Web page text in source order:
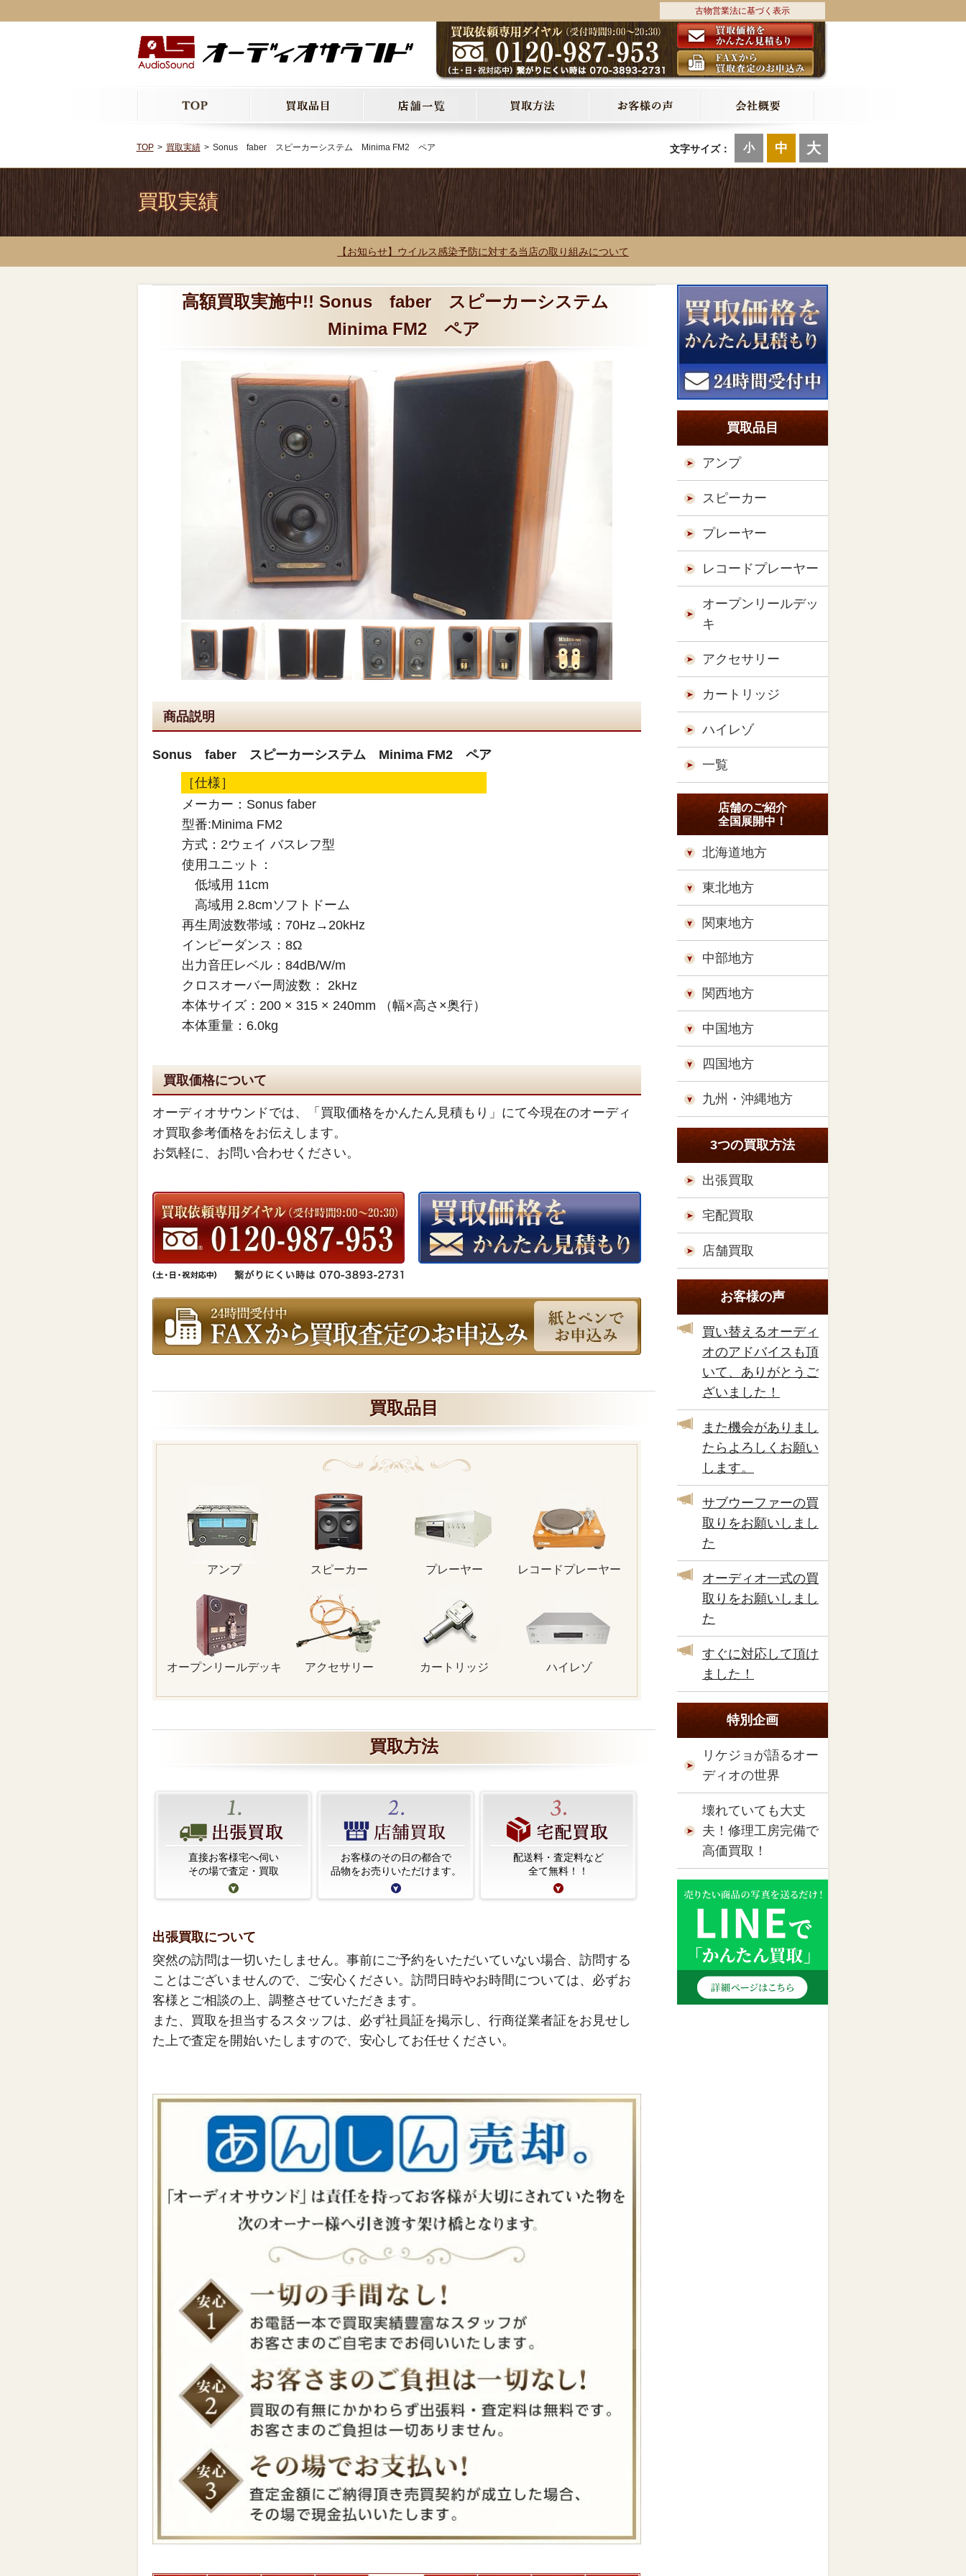
古物営業法に基づく表示
文字サイズ： 小 中 大
TOP 買取実績 Sonus faber スピーカーシステム Minima FM2 ペア
買取実績
【お知らせ】ウイルス感染予防に対する当店の取り組みについて
高額買取実施中!! Sonus faber スピーカーシステム
Minima FM2 ペア
商品説明
Sonus faber スピーカーシステム Minima FM2 ペア
［仕様］
メーカー：Sonus faber
型番:Minima FM2
方式：2ウェイ バスレフ型
使用ユニット：
低域用 11cm
高域用 2.8cmソフトドーム
再生周波数帯域：70Hz→20kHz
インピーダンス：8Ω
出力音圧レベル：84dB/W/m
クロスオーバー周波数： 2kHz
本体サイズ：200 × 315 × 240mm （幅×高さ×奥行）
本体重量：6.0kg
買取価格について
オーディオサウンドでは、「買取価格をかんたん見積もり」にて今現在のオーディ
オ買取参考価格をお伝えします。
お気軽に、お問い合わせください。
買取品目
アンプ スピーカー プレーヤー レコードプレーヤー
オープンリールデッキ アクセサリー カートリッジ ハイレゾ
買取方法
直接お客様宅へ伺い
その場で査定・買取
お客様のその日の都合で
品物をお売りいただけます。
配送料・査定料など
全て無料！！
出張買取について
突然の訪問は一切いたしません。事前にご予約をいただいていない場合、訪問する
ことはございませんので、ご安心ください。訪問日時やお時間については、必ずお
客様とご相談の上、調整させていただきます。
また、買取を担当するスタッフは、必ず社員証を掲示し、行商従業者証をお見せし
た上で査定を開始いたしますので、安心してお任せください。
買取品目
アンプ
スピーカー
プレーヤー
レコードプレーヤー
オープンリールデッ
キ
アクセサリー
カートリッジ
ハイレゾ
一覧
店舗のご紹介
全国展開中！
北海道地方
東北地方
関東地方
中部地方
関西地方
中国地方
四国地方
九州・沖縄地方
3つの買取方法
出張買取
宅配買取
店舗買取
お客様の声
買い替えるオーディ
オのアドバイスも頂
いて、ありがとうご
ざいました！
また機会がありまし
たらよろしくお願い
します。
サブウーファーの買
取りをお願いしまし
た
オーディオ一式の買
取りをお願いしまし
た
すぐに対応して頂け
ました！
特別企画
リケジョが語るオー
ディオの世界
壊れていても大丈
夫！修理工房完備で
高価買取！